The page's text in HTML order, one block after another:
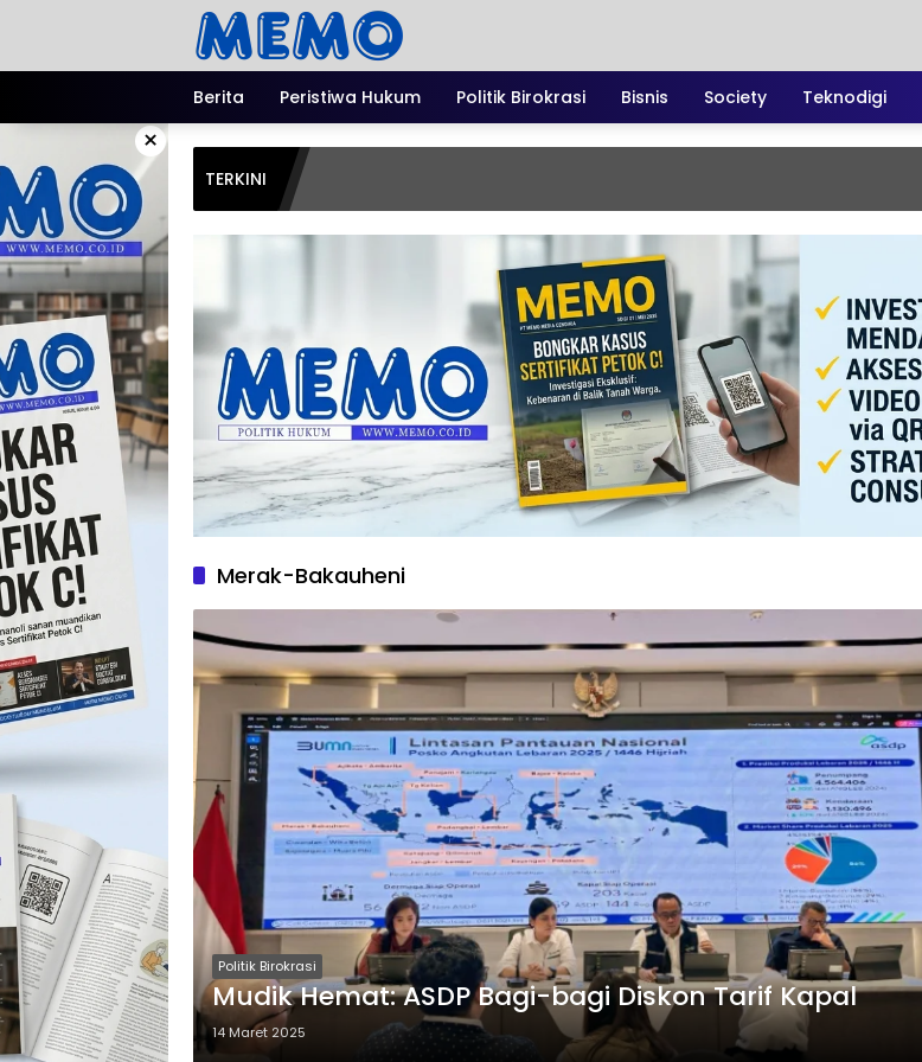
Berita
Peristiwa Hukum Politik Birokrasi Bisnis Society Teknodigi
×
TERKINI
Merak-Bakauheni
Politik Birokrasi
Mudik Hemat: ASDP Bagi-bagi Diskon Tarif Kapal
14 Maret 2025